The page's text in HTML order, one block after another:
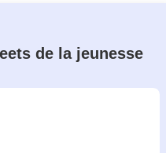
de la jeunesse